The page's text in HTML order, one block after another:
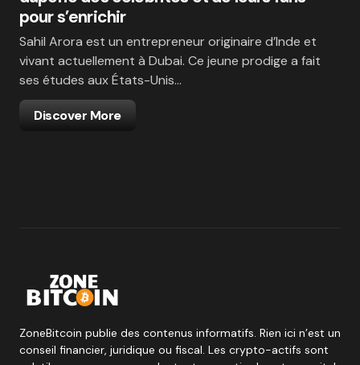
pour s’enrichir
Sahil Arora est un entrepreneur originaire d’Inde et
vivant actuellement à Dubai. Ce jeune prodige a fait
ses études aux États-Unis…
Discover More
ZoneBitcoin publie des contenus informatifs. Rien ici n’est un
conseil financier, juridique ou fiscal. Les crypto-actifs sont